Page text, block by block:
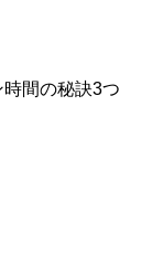
間の秘訣3つ